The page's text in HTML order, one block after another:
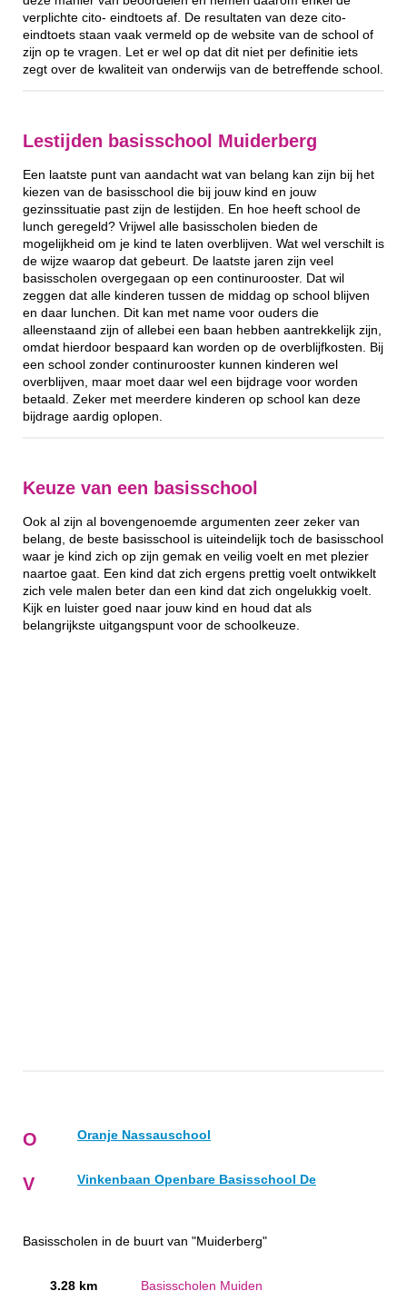
verplichte cito- eindtoets af. De resultaten van deze cito-
eindtoets staan vaak vermeld op de website van de school of
zijn op te vragen. Let er wel op dat dit niet per definitie iets
zegt over de kwaliteit van onderwijs van de betreffende school.
Lestijden basisschool Muiderberg
Een laatste punt van aandacht wat van belang kan zijn bij het
kiezen van de basisschool die bij jouw kind en jouw
gezinssituatie past zijn de lestijden. En hoe heeft school de
lunch geregeld? Vrijwel alle basisscholen bieden de
mogelijkheid om je kind te laten overblijven. Wat wel verschilt is
de wijze waarop dat gebeurt. De laatste jaren zijn veel
basisscholen overgegaan op een continurooster. Dat wil
zeggen dat alle kinderen tussen de middag op school blijven
en daar lunchen. Dit kan met name voor ouders die
alleenstaand zijn of allebei een baan hebben aantrekkelijk zijn,
omdat hierdoor bespaard kan worden op de overblijfkosten. Bij
een school zonder continurooster kunnen kinderen wel
overblijven, maar moet daar wel een bijdrage voor worden
betaald. Zeker met meerdere kinderen op school kan deze
bijdrage aardig oplopen.
Keuze van een basisschool
Ook al zijn al bovengenoemde argumenten zeer zeker van
belang, de beste basisschool is uiteindelijk toch de basisschool
waar je kind zich op zijn gemak en veilig voelt en met plezier
naartoe gaat. Een kind dat zich ergens prettig voelt ontwikkelt
zich vele malen beter dan een kind dat zich ongelukkig voelt.
Kijk en luister goed naar jouw kind en houd dat als
belangrijkste uitgangspunt voor de schoolkeuze.
O Oranje Nassauschool
V Vinkenbaan Openbare Basisschool De
Basisscholen in de buurt van "Muiderberg"
3.28 km Basisscholen Muiden